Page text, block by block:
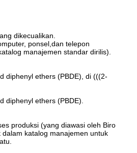
dikecualikan.
ponsel,dan telepon
manajemen standar dirilis).
diphenyl ethers (PBDE), di (((2-
diphenyl ethers (PBDE).
produksi (yang diawasi oleh Biro
katalog manajemen untuk